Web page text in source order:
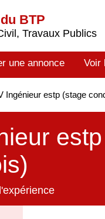
BTP
Travaux Publics
une annonce Voir
Ingénieur estp (stage